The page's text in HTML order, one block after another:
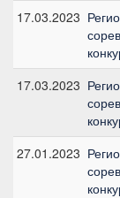
17.03.2023
17.03.2023
27.01.2023